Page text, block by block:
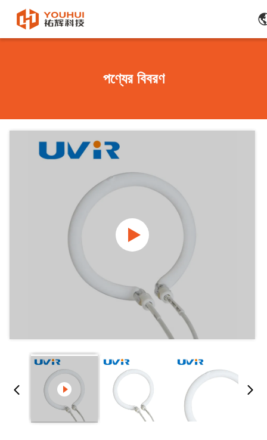
পণ্যের বিবরণ